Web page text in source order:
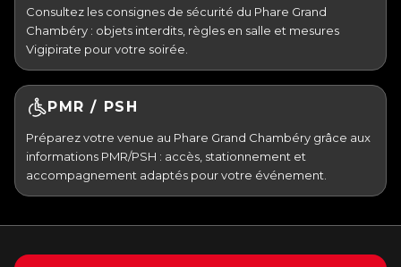
Consultez les consignes de sécurité du Phare Grand
Chambéry : objets interdits, règles en salle et mesures
Vigipirate pour votre soirée.
PMR / PSH
Préparez votre venue au Phare Grand Chambéry grâce aux
informations PMR/PSH : accès, stationnement et
accompagnement adaptés pour votre événement.